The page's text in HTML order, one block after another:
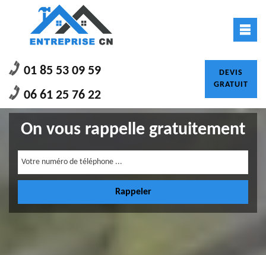
01 85 53 09 59
06 61 25 76 22
DEVIS
GRATUIT
On vous rappelle gratuitement